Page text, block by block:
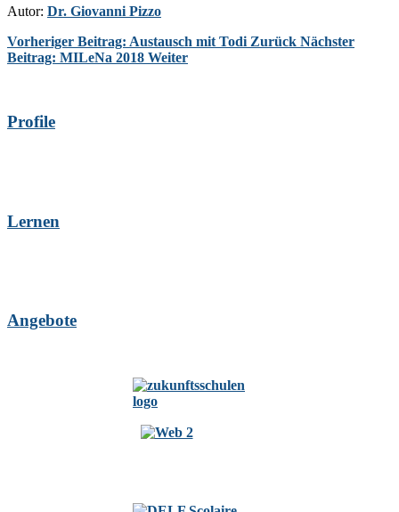
Autor: Dr. Giovanni Pizzo
Vorheriger Beitrag: Austausch mit Todi Zurück Nächster
Beitrag: MILeNa 2018 Weiter
Profile
Lernen
Angebote